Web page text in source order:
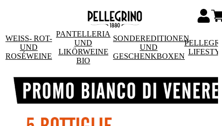
WEISS- ROT- U
ND R
OSÉWEINE
PANTELLERIA
UND
LIKÖRWEINE
BIO
SONDEREDITIONEN
UND
GESCHENKBOXEN